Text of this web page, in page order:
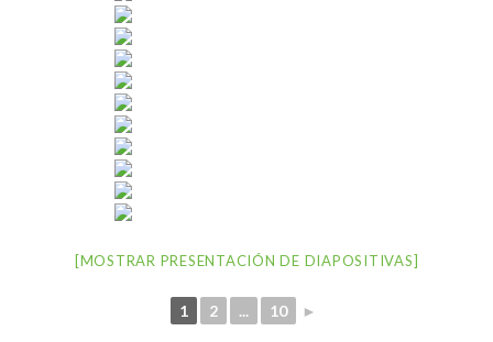
[MOSTRAR PRESENTACIÓN DE DIAPOSITIVAS]
1 2 ... 10 ►